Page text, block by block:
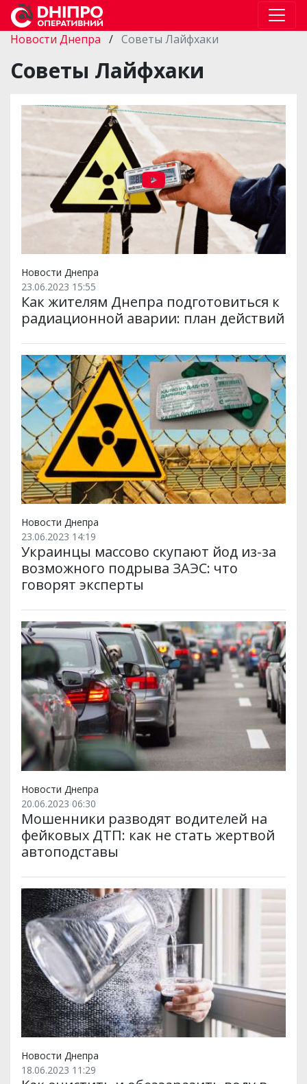
Новости Днепра / Советы Лайфхаки
Советы Лайфхаки
Новости Днепра
23.06.2023 15:55
Как жителям Днепра подготовиться к
радиационной аварии: план действий
Новости Днепра
23.06.2023 14:19
Украинцы массово скупают йод из-за
возможного подрыва ЗАЭС: что
говорят эксперты
Новости Днепра
20.06.2023 06:30
Мошенники разводят водителей на
фейковых ДТП: как не стать жертвой
автоподставы
Новости Днепра
18.06.2023 11:29